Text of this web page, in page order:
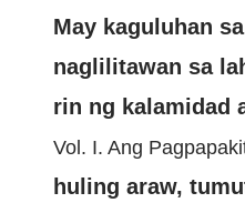
May kaguluhan
naglilitawan sa
rin ng kalamidad
Vol. I. Ang
huling araw,